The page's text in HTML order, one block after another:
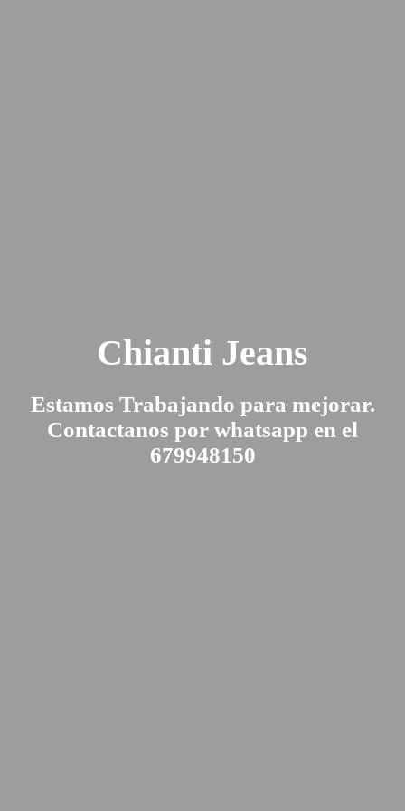
Chianti Jeans
Estamos Trabajando para mejorar.
Contactanos por whatsapp en el
679948150